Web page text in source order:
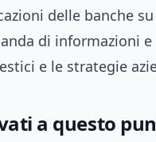
delle banche
di informazioni
e le strategie
a questo